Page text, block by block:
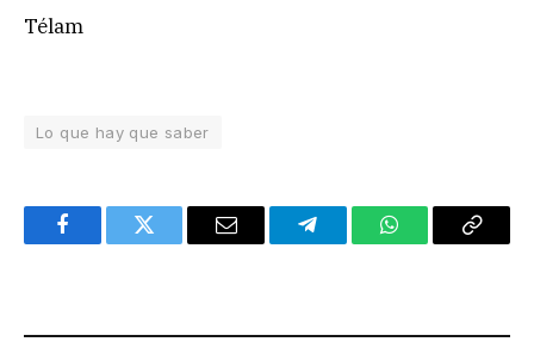
Télam
Lo que hay que saber
FacebookTwitter Email TelegramWhatsAppCopy